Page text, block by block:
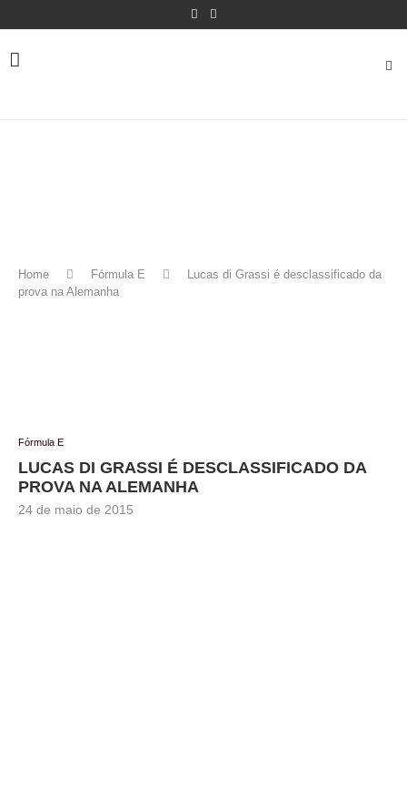
Home Fórmula E
Lucas di Grassi é desclassificado da
prova na Alemanha
Fórmula E
LUCAS DI GRASSI É DESCLASSIFICADO DA
PROVA NA ALEMANHA
24 de maio de 2015